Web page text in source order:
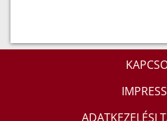
ADATKEZELÉSI